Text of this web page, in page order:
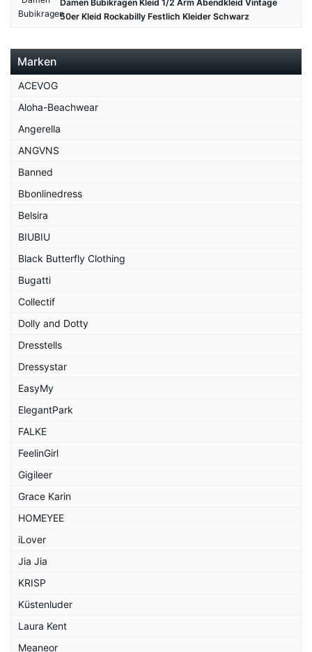
Damen Bubikragen Kleid 1/2 Arm Abendkleid Vintage
50er Kleid Rockabilly Festlich Kleider Schwarz
Marken
ACEVOG
Aloha-Beachwear
Angerella
ANGVNS
Banned
Bbonlinedress
Belsira
BIUBIU
Black Butterfly Clothing
Bugatti
Collectif
Dolly and Dotty
Dresstells
Dressystar
EasyMy
ElegantPark
FALKE
FeelinGirl
Gigileer
Grace Karin
HOMEYEE
iLover
Jia Jia
KRISP
Küstenluder
Laura Kent
Meaneor